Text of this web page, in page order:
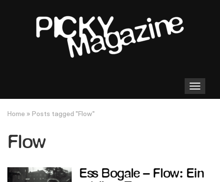
Toggle
navigation
Home » Posts tagged "Flow"
Flow
Ess Bogale – Flow: Ein